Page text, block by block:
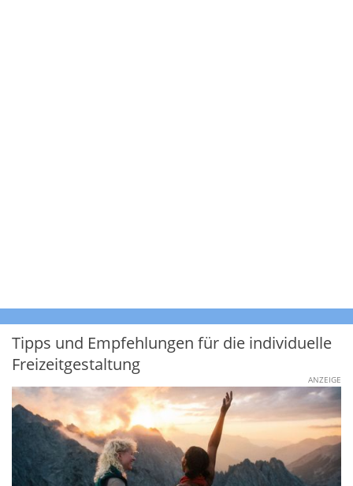
Tipps und Empfehlungen für die individuelle
Freizeitgestaltung
ANZEIGE